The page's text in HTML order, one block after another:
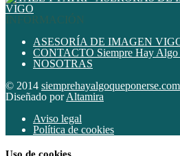
INFORMACIÓN
ASESORÍA DE IMAGEN
CONTACTO Siempre Hay Algo
NOSOTRAS
© 2014 siemprehayalgoqueponerse.com
Diseñado porAltamira
Aviso legal
Política de cookies